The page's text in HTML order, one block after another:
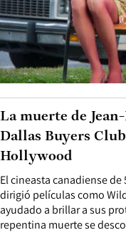
El cineasta canadiense
dirigió películas como
ayudado a brillar a sus
repentina muerte se
La muerte de
Dallas Buyers
Hollywood